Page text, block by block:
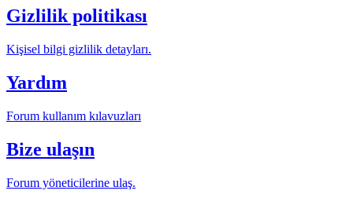
Gizlilik politikası
Kişisel bilgi gizlilik detayları.
Yardım
Forum kullanım kılavuzları
Bize ulaşın
Forum yöneticilerine ulaş.